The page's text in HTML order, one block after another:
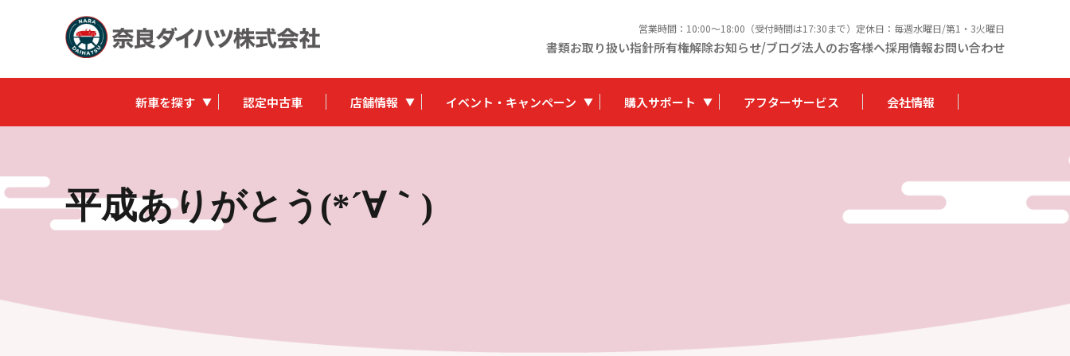
営業時間：10:00〜18:00（受付時間は17:30まで）定休日：毎週水曜日/第1・3火曜日
書類お取り扱い指針所有権解除お知らせ/ブログ法人のお客様へ採用情報お問い合わせ
新車を探す 認定中古車 店舗情報 イベント・キャンペーン 購入サポート アフターサービス 会社情報
平成ありがとう(*´∀｀)